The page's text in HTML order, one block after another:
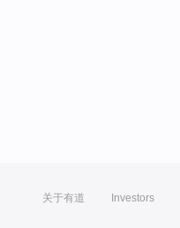
关于有道 Investors